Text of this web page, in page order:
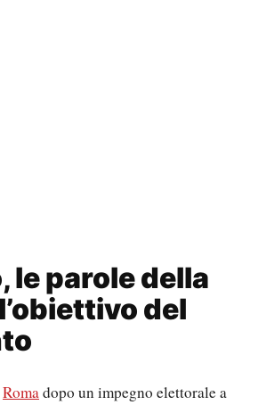
le parole della
del
Romadopo un impegno elettorale a